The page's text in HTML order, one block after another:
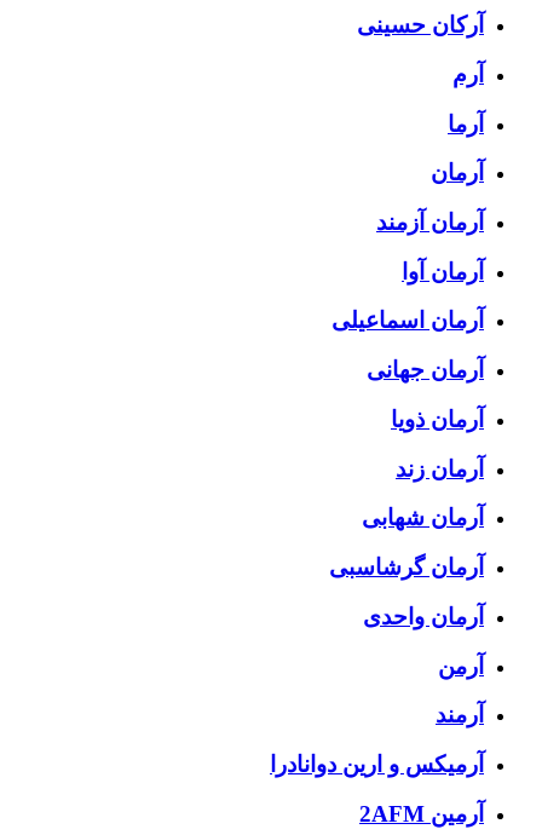
آرکان حسینی
آرم
آرما
آرمان
آرمان آزمند
آرمان آوا
آرمان اسماعیلی
آرمان جهانی
آرمان ذویا
آرمان زند
آرمان شهابی
آرمان گرشاسبی
آرمان واحدی
آرمن
آرمند
آرمیکس و ارین دوانادرا
آرمین 2AFM